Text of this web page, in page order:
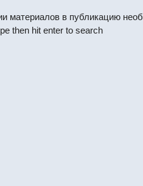
материалов в публикацию
then hit enter to search